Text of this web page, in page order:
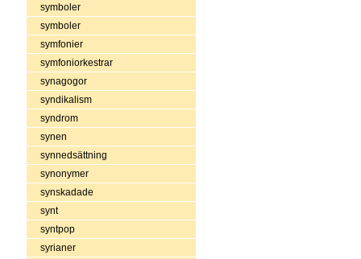
symboler
symboler
symfonier
symfoniorkestrar
synagogor
syndikalism
syndrom
synen
synnedsättning
synonymer
synskadade
synt
syntpop
syrianer